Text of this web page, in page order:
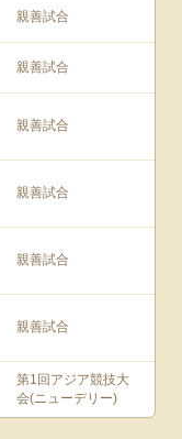
親善試合
親善試合
親善試合
親善試合
親善試合
親善試合
第1回アジア競技大
会(ニューデリー)